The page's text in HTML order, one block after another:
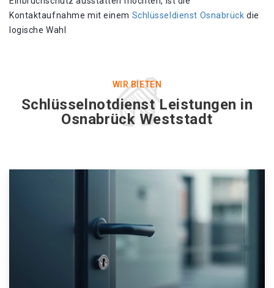
Kontaktaufnahme mit einem Schlüsseldienst Osnabrück die
logische Wahl
WIR BIETEN
Schlüsselnotdienst Leistungen in
Osnabrück Weststadt